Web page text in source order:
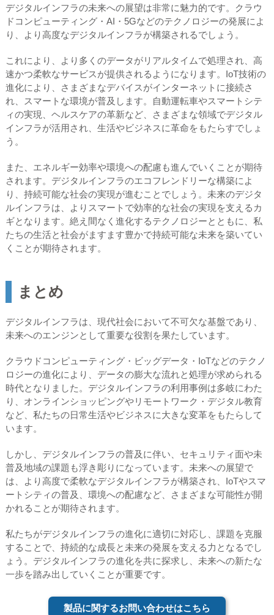
デジタルインフラの未来への展望は非常に魅力的です。クラウ
ドコンピューティング・AI・5Gなどのテクノロジーの発展によ
り、より高度なデジタルインフラが構築されるでしょう。
これにより、より多くのデータがリアルタイムで処理され、高
速かつ柔軟なサービスが提供されるようになります。IoT技術の
進化により、さまざまなデバイスがインターネットに接続さ
れ、スマートな環境が普及します。自動運転車やスマートシテ
ィの実現、ヘルスケアの革新など、さまざまな領域でデジタル
インフラが活用され、生活やビジネスに革命をもたらすでしょ
う。
また、エネルギー効率や環境への配慮も進んでいくことが期待
されます。デジタルインフラのエコフレンドリーな構築によ
り、持続可能な社会の実現が進むことでしょう。未来のデジタ
ルインフラは、よりスマートで効率的な社会の実現を支えるカ
ギとなります。絶え間なく進化するテクノロジーとともに、私
たちの生活と社会がますます豊かで持続可能な未来を築いてい
くことが期待されます。
まとめ
デジタルインフラは、現代社会において不可欠な基盤であり、
未来へのエンジンとして重要な役割を果たしています。
クラウドコンピューティング・ビッグデータ・IoTなどのテクノ
ロジーの進化により、データの膨大な流れと処理が求められる
時代となりました。デジタルインフラの利用事例は多岐にわた
り、オンラインショッピングやリモートワーク・デジタル教育
など、私たちの日常生活やビジネスに大きな変革をもたらして
います。
しかし、デジタルインフラの普及に伴い、セキュリティ面や未
普及地域の課題も浮き彫りになっています。未来への展望で
は、より高度で柔軟なデジタルインフラが構築され、IoTやスマ
ートシティの普及、環境への配慮など、さまざまな可能性が開
かれることが期待されます。
私たちがデジタルインフラの進化に適切に対応し、課題を克服
することで、持続的な成長と未来の発展を支える力となるでし
ょう。デジタルインフラの進化を共に探求し、未来への新たな
一歩を踏み出していくことが重要です。
製品に関するお問い合わせはこちら